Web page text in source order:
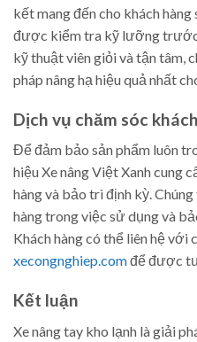
kết mang đến cho khách
được kiểm tra kỹ lưỡng
kỹ thuật viên giỏi và tận tâm,
pháp nâng hạ hiệu quả nhất
Dịch vụ chăm sóc
Để đảm bảo sản phẩm luôn
hiệu Xe nâng Việt Xanh cung
hàng và bảo trì định kỳ.
hàng trong việc sử dụng và
Khách hàng có thể liên hệ với
xecongnghiep.comđể được
Kết luận
Xe nâng tay kho lạnh là giải